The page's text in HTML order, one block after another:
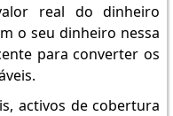
real do dinheiro
o seu dinheiro nessa
para converter os
activos de cobertura